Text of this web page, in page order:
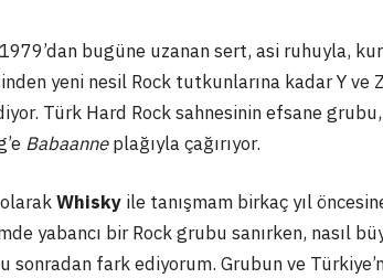
bugüne uzanan sert, asi ruhuyla,
yeni nesil Rock tutkunlarına kadar Y ve
Türk Hard Rock sahnesinin efsane
Babaanneplağıyla çağırıyor.
Whisky ile tanışmam birkaç yıl
yabancı bir Rock grubu sanırken, nasıl
sonradan fark ediyorum. Grubun ve